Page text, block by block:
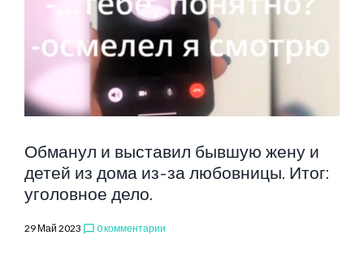
Обманул и выставил бывшую жену и
детей из дома из-за любовницы. Итог:
уголовное дело.
29 Май 2023 chat_bubble_outline 0 комментарии